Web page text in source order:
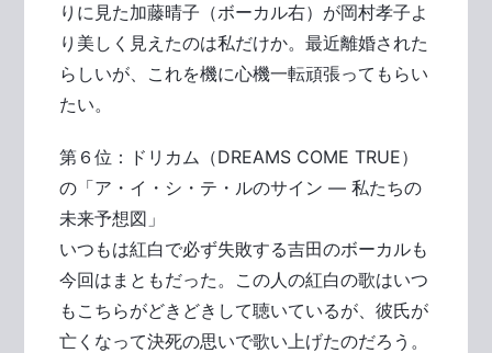
りに見た加藤晴子（ボーカル右）が岡村孝子よ
り美しく見えたのは私だけか。最近離婚された
らしいが、これを機に心機一転頑張ってもらい
たい。
第６位：ドリカム（DREAMS COME TRUE）
の「ア・イ・シ・テ・ルのサイン ― 私たちの
未来予想図」
いつもは紅白で必ず失敗する吉田のボーカルも
今回はまともだった。この人の紅白の歌はいつ
もこちらがどきどきして聴いているが、彼氏が
亡くなって決死の思いで歌い上げたのだろう。